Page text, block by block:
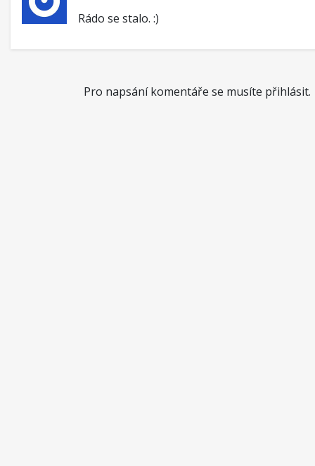
Rádo se stalo. :)
Pro napsání komentáře se musíte přihlásit.